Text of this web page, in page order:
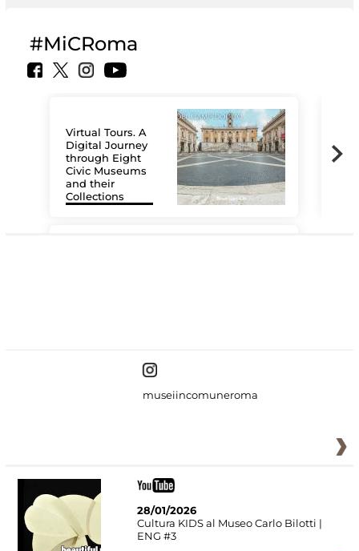
#MiCRoma
Virtual Tours. A
Digital Journey
through Eight
Civic Museums
and their
Collections
museiincomuneroma
28/01/2026
Cultura KIDS al Museo Carlo Bilotti |
ENG #3